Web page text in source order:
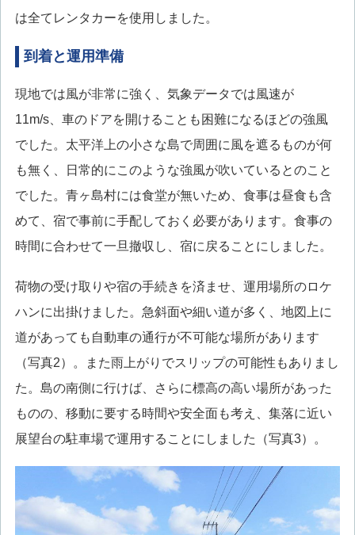
は全てレンタカーを使用しました。
到着と運用準備
現地では風が非常に強く、気象データでは風速が
11m/s、車のドアを開けることも困難になるほどの強風
でした。太平洋上の小さな島で周囲に風を遮るものが何
も無く、日常的にこのような強風が吹いているとのこと
でした。青ヶ島村には食堂が無いため、食事は昼食も含
めて、宿で事前に手配しておく必要があります。食事の
時間に合わせて一旦撤収し、宿に戻ることにしました。
荷物の受け取りや宿の手続きを済ませ、運用場所のロケ
ハンに出掛けました。急斜面や細い道が多く、地図上に
道があっても自動車の通行が不可能な場所があります
（写真2）。また雨上がりでスリップの可能性もありまし
た。島の南側に行けば、さらに標高の高い場所があった
ものの、移動に要する時間や安全面も考え、集落に近い
展望台の駐車場で運用することにしました（写真3）。